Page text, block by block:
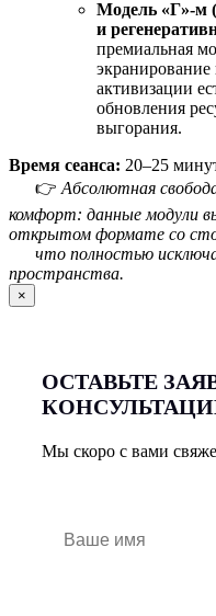
Модель «Г»-м
и
премиальная
экранирование
активизации
обновления
выгорания.
Время сеанса: 20–25
👉 Абсолютная
комфорт: данные модули
открытом формате со
что полностью
пространства.
×
ОСТАВЬТЕ
Мы скоро с вами